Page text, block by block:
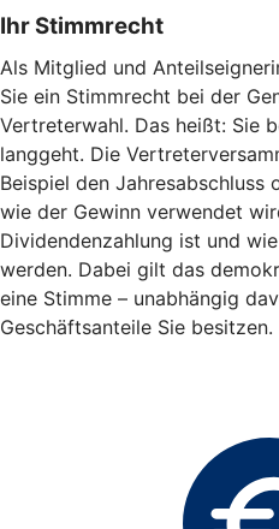
Ihr Stimmrecht
Als Mitglied und
Sie ein Stimmrecht bei der
Vertreterwahl. Das heißt: Sie
langgeht. Die
Beispiel den Jahresabschluss
wie der Gewinn verwendet
Dividendenzahlung ist und
werden. Dabei gilt das
eine Stimme – unabhängig
Geschäftsanteile Sie besitzen.